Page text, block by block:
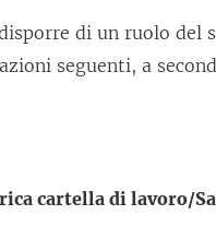
g
a
t
di un ruolo del
seguenti, a
cartella di lavoro/